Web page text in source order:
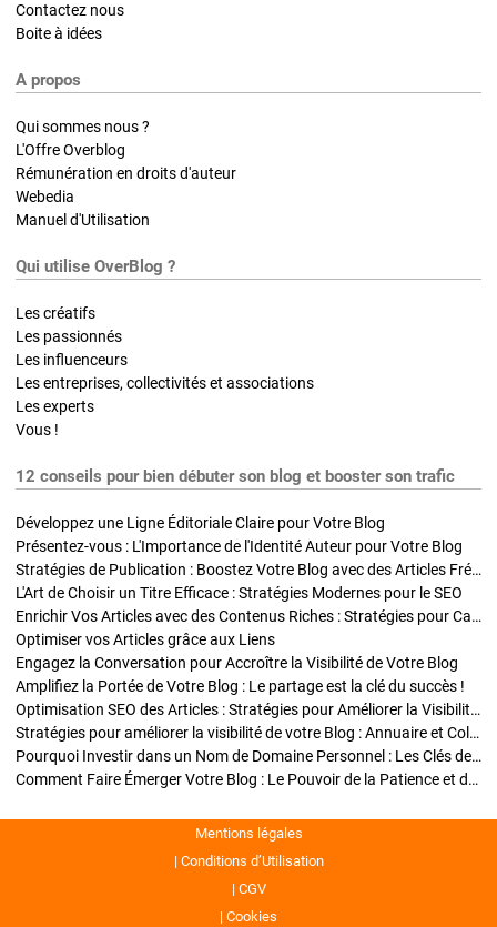
Contactez nous
Boite à idées
A propos
Qui sommes nous ?
L'Offre Overblog
Rémunération en droits d'auteur
Webedia
Manuel d'Utilisation
Qui utilise OverBlog ?
Les créatifs
Les passionnés
Les influenceurs
Les entreprises, collectivités et associations
Les experts
Vous !
12 conseils pour bien débuter son blog et booster son trafic
Développez une Ligne Éditoriale Claire pour Votre Blog
Présentez-vous : L'Importance de l'Identité Auteur pour Votre Blog
Stratégies de Publication : Boostez Votre Blog avec des Articles Fréquents et Exclusifs
L'Art de Choisir un Titre Efficace : Stratégies Modernes pour le SEO
Enrichir Vos Articles avec des Contenus Riches : Stratégies pour Captiver et Optimiser
Optimiser vos Articles grâce aux Liens
Engagez la Conversation pour Accroître la Visibilité de Votre Blog
Amplifiez la Portée de Votre Blog : Le partage est la clé du succès !
Optimisation SEO des Articles : Stratégies pour Améliorer la Visibilité de Votre Blog
Stratégies pour améliorer la visibilité de votre Blog : Annuaire et Collaborations
Pourquoi Investir dans un Nom de Domaine Personnel : Les Clés de la Réussite de Votre Blog
Comment Faire Émerger Votre Blog : Le Pouvoir de la Patience et de la Persévérance
Mentions légales
Conditions d’Utilisation
CGV
Cookies